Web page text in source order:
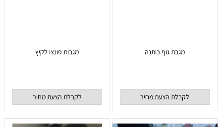
מגבת גוף כותנה
לקבלת הצעת מחיר
מגבות פונצו לקיץ
לקבלת הצעת מחיר